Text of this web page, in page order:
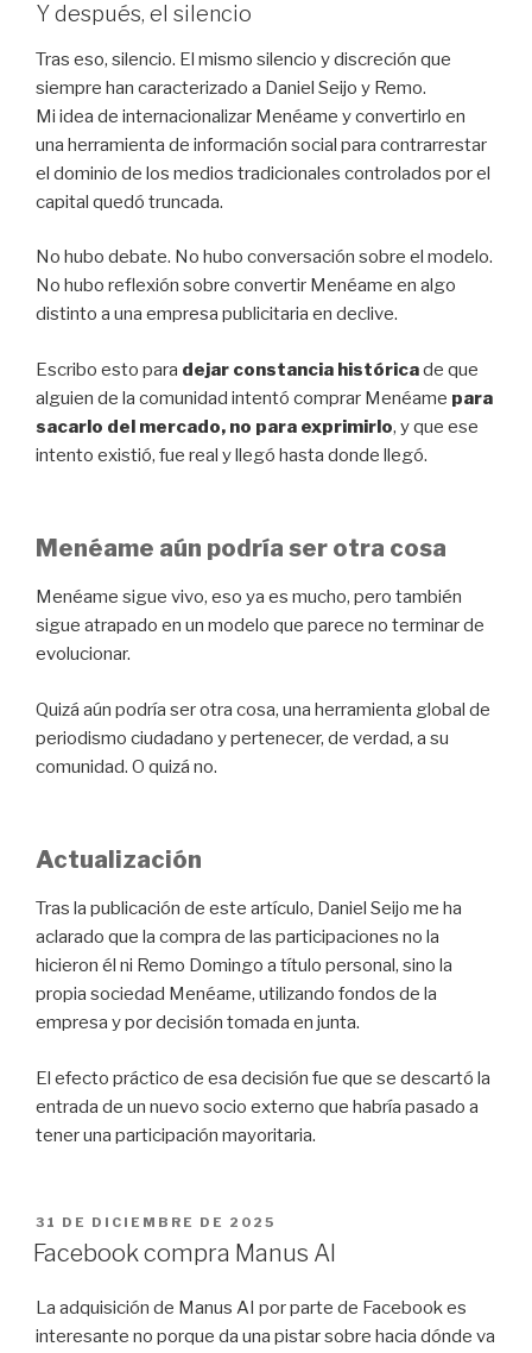
Y después, el silencio
Tras eso, silencio. El mismo silencio y discreción que
siempre han caracterizado a Daniel Seijo y Remo.
Mi idea de internacionalizar Menéame y convertirlo en
una herramienta de información social para contrarrestar
el dominio de los medios tradicionales controlados por el
capital quedó truncada.
No hubo debate. No hubo conversación sobre el modelo.
No hubo reflexión sobre convertir Menéame en algo
distinto a una empresa publicitaria en declive.
Escribo esto para dejar constancia históricade que
alguien de la comunidad intentó comprar Menéame para
sacarlo del mercado, no para exprimirlo, y que ese
intento existió, fue real y llegó hasta donde llegó.
Menéame aún podría ser otra cosa
Menéame sigue vivo, eso ya es mucho, pero también
sigue atrapado en un modelo que parece no terminar de
evolucionar.
Quizá aún podría ser otra cosa, una herramienta global de
periodismo ciudadano y pertenecer, de verdad, a su
comunidad. O quizá no.
Actualización
Tras la publicación de este artículo, Daniel Seijo me ha
aclarado que la compra de las participaciones no la
hicieron él ni Remo Domingo a título personal, sino la
propia sociedad Menéame, utilizando fondos de la
empresa y por decisión tomada en junta.
El efecto práctico de esa decisión fue que se descartó la
entrada de un nuevo socio externo que habría pasado a
tener una participación mayoritaria.
PUBLICADO
EL
31 DE DICIEMBRE DE 2025
Facebook compra Manus AI
La adquisición de Manus AI por parte de Facebook es
interesante no porque da una pistar sobre hacia dónde va